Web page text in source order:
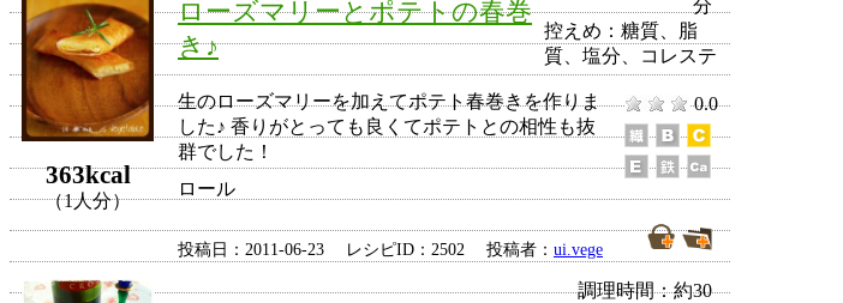
363kcal
（1人分）
ローズマリーとポテトの春巻
き♪
分
生のローズマリーを加えてポテト春巻きを作りま
した♪ 香りがとっても良くてポテトとの相性も抜
群でした！
0.0
控えめ： 糖質、脂
質、塩分、コレステ
ロール
投稿日：2011-06-23 レシピID：2502 投稿者： ui.vege
調理時間：約30